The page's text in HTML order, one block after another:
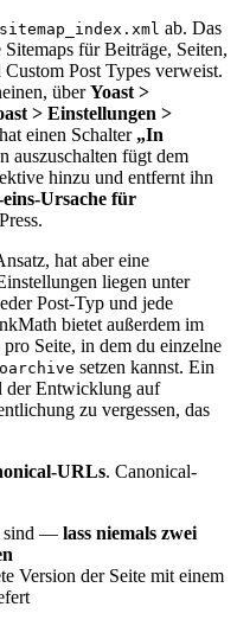
ab. Das
für Beiträge, Seiten,
Post Types verweist.
überYoast >
> Einstellungen >
einen Schalter „In
auszuschalten fügt dem
hinzu und entfernt ihn
Ursache für
hat aber eine
liegen unter
Post-Typ und jede
bietet außerdem im
pro Seite, in dem du einzelne
setzen kannst. Ein
der Entwicklung auf
zu vergessen, das
URLs. Canonical-
sind — lass niemals zwei
Version der Seite mit einem